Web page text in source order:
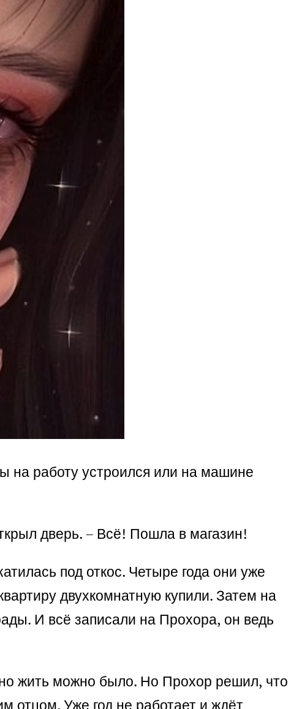
на работу устроился или на машине
дверь. – Всё! Пошла в магазин!
под откос. Четыре года они уже
двухкомнатную купили. Затем на
И всё записали на Прохора, он ведь
жить можно было. Но Прохор решил, что
отцом. Уже год не работает и ждёт